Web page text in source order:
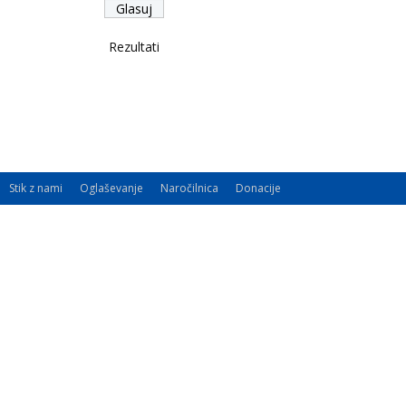
Rezultati
Stik z nami Oglaševanje Naročilnica Donacije